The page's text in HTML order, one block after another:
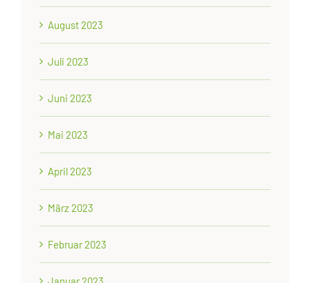
August 2023
Juli 2023
Juni 2023
Mai 2023
April 2023
März 2023
Februar 2023